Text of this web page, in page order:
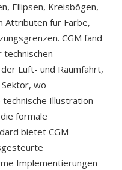
Ellipsen, Kreisbögen,
Attributen für Farbe,
CGM fand
Luft- und Raumfahrt,
wo
Illustration
formale
bietet CGM
Implementierungen